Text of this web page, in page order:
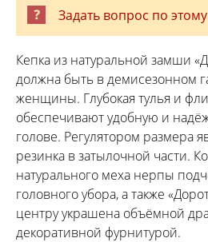
Задать вопрос по
Кепка из натуральной замши
должна быть в демисезонном
женщины. Глубокая тулья и
обеспечивают удобную и
голове. Регулятором размера
резинка в затылочной части.
натурального меха нерпы
головного убора, а также
центру украшена объёмной
декоративной фурнитурой.